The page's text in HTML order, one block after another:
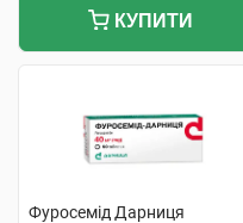
КУПИТИ
Фуросемід Дарниця